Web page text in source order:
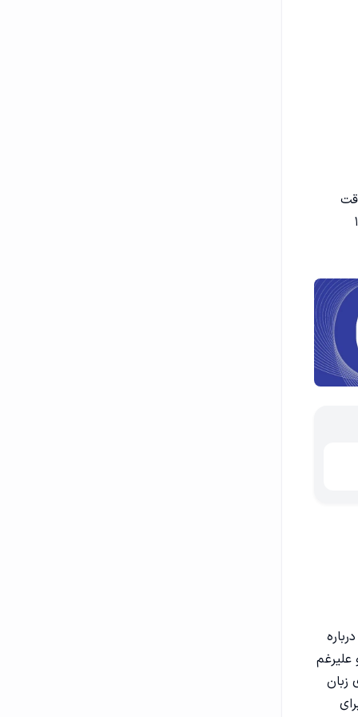
را با دقت
کنید. یادگیری عمیق ۱۰
او علیرغم
زبان